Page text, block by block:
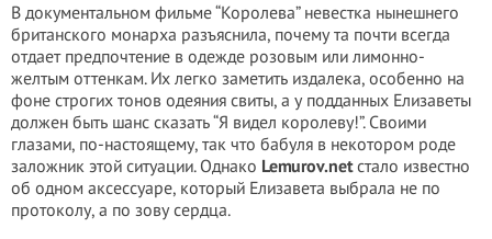
В документальном фильме “Королева” невестка нынешнего
британского монарха разъяснила, почему та почти всегда
отдает предпочтение в одежде розовым или лимонно-
желтым оттенкам. Их легко заметить издалека, особенно на
фоне строгих тонов одеяния свиты, а у подданных Елизаветы
должен быть шанс сказать “Я видел королеву!”. Своими
глазами, по-настоящему, так что бабуля в некотором роде
заложник этой ситуации. Однако Lemurov.netстало известно
об одном аксессуаре, который Елизавета выбрала не по
протоколу, а по зову сердца.